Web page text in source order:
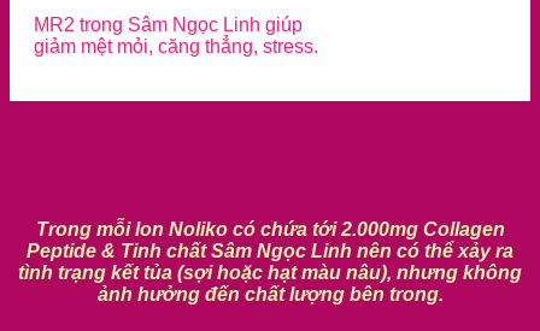
MR2 trong Sâm Ngọc Linh giúp
giảm mệt mỏi, căng thẳng, stress.
Trong mỗi lon Noliko có chứa tới 2.000mg Collagen
Peptide & Tinh chất Sâm Ngọc Linh nên có thể xảy ra
tình trạng kết tủa (sợi hoặc hạt màu nâu), nhưng không
ảnh hưởng đến chất lượng bên trong.